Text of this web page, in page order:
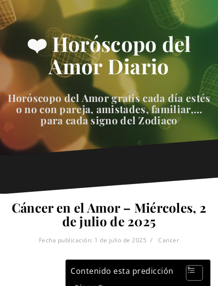
❤️ Horóscopo del
Amor Diario
Horóscopo del Amor gratis cada día estés
o no con pareja, amistades, familiar,…
para cada signo del Zodiaco
Cáncer en el Amor – Miércoles, 2
de julio de 2025
Fecha publicación: 1 de julio de 2025 Cancer
Contenido esta predicción